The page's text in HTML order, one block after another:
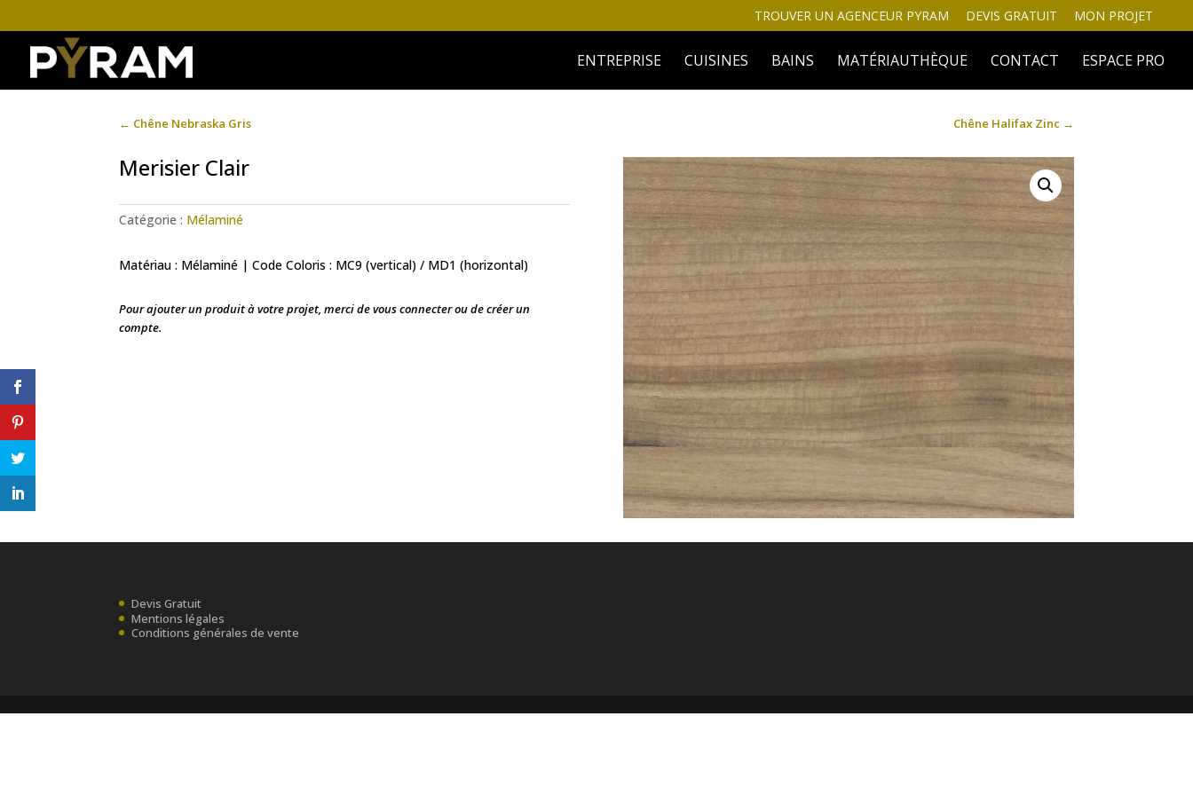
TROUVER UN AGENCEUR PYRAM DEVIS GRATUIT MON PROJET
ENTREPRISE CUISINES BAINS MATÉRIAUTHÈQUE CONTACT ESPACE PRO
← Chêne Nebraska Gris Chêne Halifax Zinc →
Merisier Clair
Catégorie : Mélaminé
Matériau : Mélaminé | Code Coloris : MC9 (vertical) / MD1 (horizontal)
Pour ajouter un produit à votre projet, merci de vous connecter ou de créer un
compte.
Devis Gratuit
Mentions légales
Conditions générales de vente